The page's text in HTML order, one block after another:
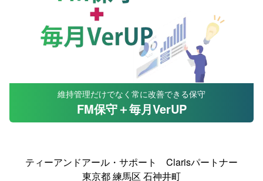
維持管理だけでなく常に改善できる保守
FM保守＋毎月VerUP
ティーアンドアール・サポート Clarisパートナー
東京都 練馬区 石神井町